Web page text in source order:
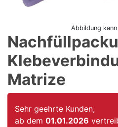
Abbildung
Matrize
Sehr geehrte Kunden,
ab dem 01.01.2026